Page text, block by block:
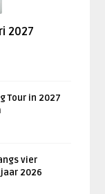
2027
Tour in 2027
vier
2026